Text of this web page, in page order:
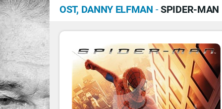
OST, DANNY ELFMAN -SPIDER-MAN